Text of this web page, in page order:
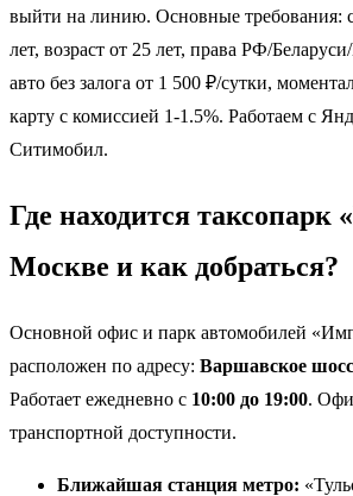
выйти на линию. Основные требования:
лет, возраст от 25 лет, права РФ/
авто без залога от 1 500 ₽/сутки,
карту с комиссией 1-1.5%. Работаем с
Ситимобил.
Где находится таксопарк
Москве и как добраться?
Основной офис и парк автомобилей
расположен по адресу: Варшавское
Работает ежедневно с 10:00 до 19:00.
транспортной доступности.
Ближайшая станция метро: